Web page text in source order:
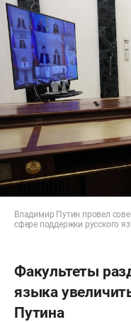
Владимир Путин провел
сфере поддержки русского
Факультеты
языка
Путина